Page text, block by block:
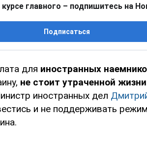
главного – подпишитесь на
Подписаться
для иностранных
не стоит утраченной
иностранных дел
и не поддерживать